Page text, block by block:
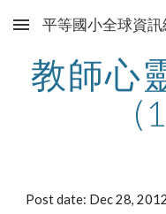
Skip to main content
平等國小全球資訊
教師心
Post date: Dec 28,